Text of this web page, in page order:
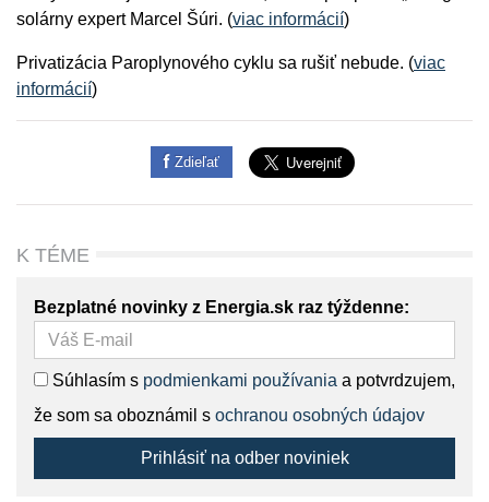
solárny expert Marcel Šúri. (viac informácií)
Privatizácia Paroplynového cyklu sa rušiť nebude. (viac
informácií)
Zdieľať
K TÉME
Bezplatné novinky z Energia.sk raz týždenne:
Súhlasím s podmienkami používania a potvrdzujem,
že som sa oboznámil s ochranou osobných údajov
Prihlásiť na odber noviniek